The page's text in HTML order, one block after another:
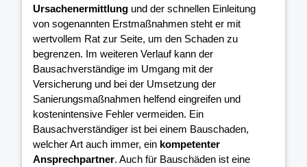
Ursachenermittlung und der schnellen Einleitung
von sogenannten Erstmaßnahmen steht er mit
wertvollem Rat zur Seite, um den Schaden zu
begrenzen. Im weiteren Verlauf kann der
Bausachverständige im Umgang mit der
Versicherung und bei der Umsetzung der
Sanierungsmaßnahmen helfend eingreifen und
kostenintensive Fehler vermeiden. Ein
Bausachverständiger ist bei einem Bauschaden,
welcher Art auch immer, ein kompetenter
Ansprechpartner. Auch für Bauschäden ist eine